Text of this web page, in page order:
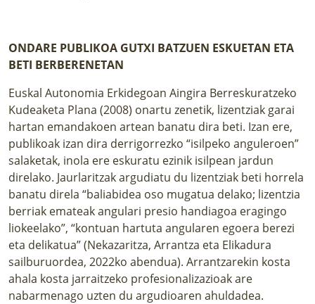
ONDARE PUBLIKOA GUTXI BATZUEN ESKUETAN ETA
BETI BERBERENETAN
Euskal Autonomia Erkidegoan Aingira Berreskuratzeko
Kudeaketa Plana (2008) onartu zenetik, lizentziak garai
hartan emandakoen artean banatu dira beti. Izan ere,
publikoak izan dira derrigorrezko “isilpeko anguleroen”
salaketak, inola ere eskuratu ezinik isilpean jardun
direlako. Jaurlaritzak argudiatu du lizentziak beti horrela
banatu direla “baliabidea oso mugatua delako; lizentzia
berriak emateak angulari presio handiagoa eragingo
liokeelako”, “kontuan hartuta angularen egoera berezi
eta delikatua” (Nekazaritza, Arrantza eta Elikadura
sailburuordea, 2022ko abendua). Arrantzarekin kosta
ahala kosta jarraitzeko profesionalizazioak are
nabarmenago uzten du argudioaren ahuldadea.